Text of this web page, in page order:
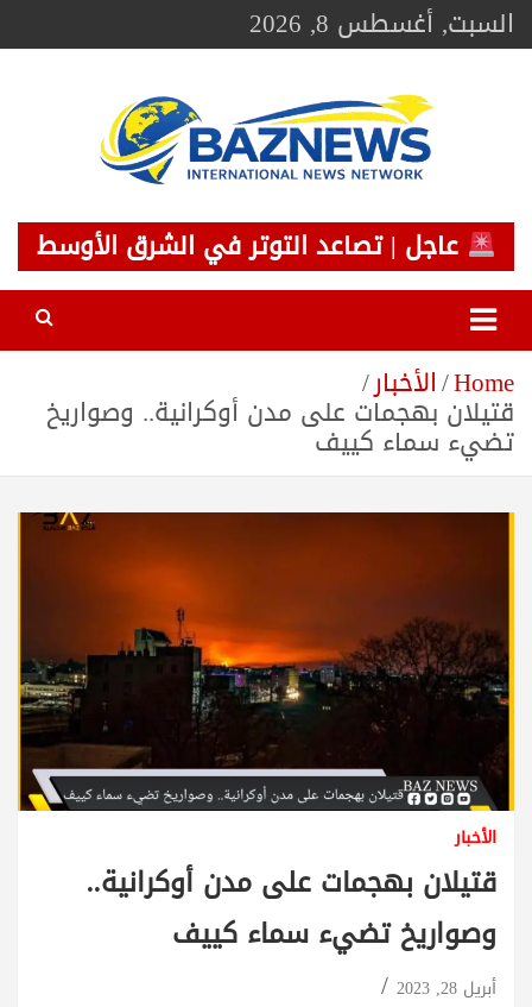
Skip
toالسبت, أغسطس 8, 2026
BAZNEWS
شبكة باز الإخبارية
عاجل | تصاعد التوتر في الشرق الأوسط
Home الأخبار
قتيلان بهجمات على مدن أوكرانية.. وصواريخ
تضيء سماء كييف
الأخبار
قتيلان بهجمات على مدن أوكرانية..
وصواريخ تضيء سماء كييف
أبريل 28, 2023